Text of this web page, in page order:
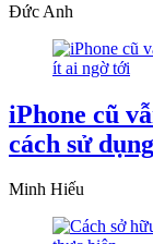
Đức Anh
iPhone cũ
cách sử
Minh Hiếu